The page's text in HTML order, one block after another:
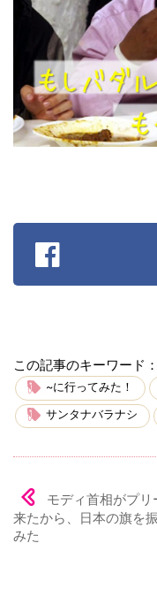
この記事のキーワード：
~に行ってみた！
サンタナバラナシ
モディ首相がプリ
来たから、日本の旗を
みた